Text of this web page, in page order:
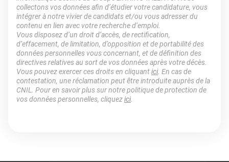
collectons vos données afin d’étudier votre candidature, vous
intégrer à notre vivier de candidats et/ou vous adresser du
contenu en lien avec votre recherche d’emploi.
Vous disposez d’un droit d’accès, de rectification,
d’effacement, de limitation, d’opposition et de portabilité des
données personnelles vous concernant, et de définition des
directives relatives au sort de vos données après votre décès.
Vous pouvez exercer ces droits en cliquantici. En cas de
contestation, une réclamation peut être introduite auprès de la
CNIL. Pour en savoir plus sur notre politique de protection de
vos données personnelles, cliquezici.